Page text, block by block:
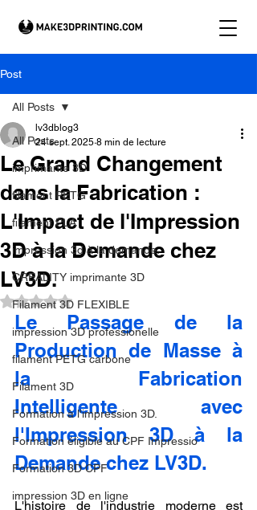
Post
All Posts
imprimante 3D
filament PETG
filament PLA
impression 3d à la demande.
CREALITY imprimante 3D
Filament 3D FLEXIBLE
impression 3D professionelle
filament PETG carbone
Filament 3D
Formation à l'impression 3D.
Formation éligible au CPF Impressio
Formation 3D CPF
impression 3D en ligne
All Posts
Le Grand Changement
dans la Fabrication :
L'Impact de l'Impression
3D à la Demande chez
LV3D.
lv3dblog3
24 sept. 2025 8 min de lecture
Noté NaN étoiles sur 5.
Le Passage de la
Production de Masse à
la Fabrication
Intelligente avec
l'Impression 3D à la
Demande chez LV3D.
L'histoire de l'industrie moderne est